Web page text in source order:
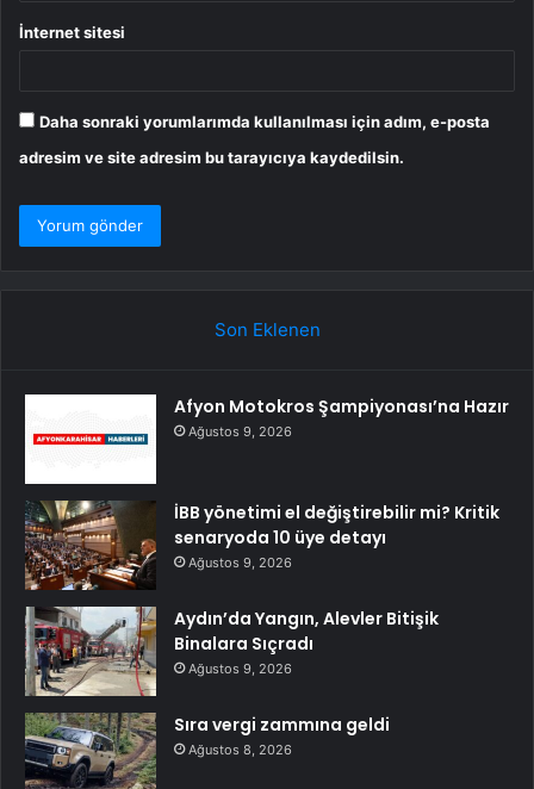
İnternet sitesi
Daha sonraki yorumlarımda kullanılması için adım, e-posta
adresim ve site adresim bu tarayıcıya kaydedilsin.
Son Eklenen
Afyon Motokros Şampiyonası’na Hazır
Ağustos 9, 2026
İBB yönetimi el değiştirebilir mi? Kritik
senaryoda 10 üye detayı
Ağustos 9, 2026
Aydın’da Yangın, Alevler Bitişik
Binalara Sıçradı
Ağustos 9, 2026
Sıra vergi zammına geldi
Ağustos 8, 2026